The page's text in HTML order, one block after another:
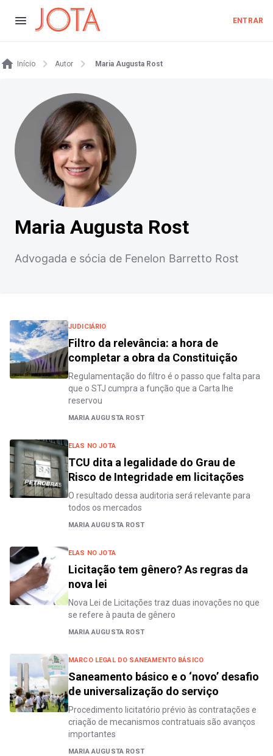
ENTRAR
Início Autor Maria Augusta Rost
Maria Augusta Rost
Advogada e sócia de Fenelon Barretto Rost
JUDICIÁRIO
Filtro da relevância: a hora de
completar a obra da Constituição
Regulamentação do filtro é o passo que falta para
que o STJ cumpra a função que a Carta lhe
reservou
MARIA AUGUSTA ROST
ELAS NO JOTA
TCU dita a legalidade do Grau de
Risco de Integridade em licitações
O resultado dessa auditoria será relevante para
todos os mercados
MARIA AUGUSTA ROST
ELAS NO JOTA
Licitação tem gênero? As regras da
nova lei
Nova Lei de Licitações traz duas inovações no que
se refere à pauta de gênero
MARIA AUGUSTA ROST
MARCO LEGAL DO SANEAMENTO BÁSICO
Saneamento básico e o ‘novo’ desafio
de universalização do serviço
Procedimento licitatório prévio às contratações e
criação de mecanismos contratuais são avanços
importantes
MARIA AUGUSTA ROST